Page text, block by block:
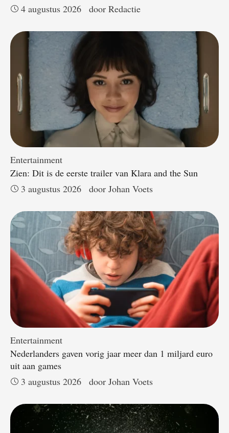
4 augustus 2026
door Redactie
Entertainment
Zien: Dit is de eerste trailer van Klara and the Sun
3 augustus 2026
door Johan Voets
Entertainment
Nederlanders gaven vorig jaar meer dan 1 miljard euro
uit aan games
3 augustus 2026
door Johan Voets